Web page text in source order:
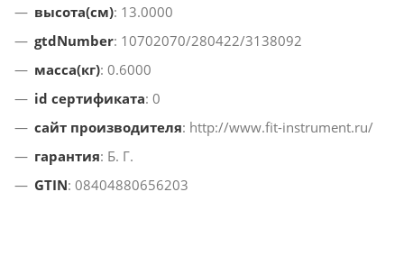
высота(см): 13.0000
gtdNumber: 10702070/280422/3138092
масса(кг): 0.6000
id сертификата: 0
сайт производителя: http://www.fit-instrument.ru/
гарантия: Б. Г.
GTIN: 08404880656203